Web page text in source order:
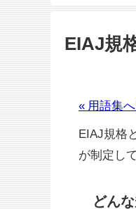
EIAJ規
« 用語集
EIAJ規格
が制定し
どん